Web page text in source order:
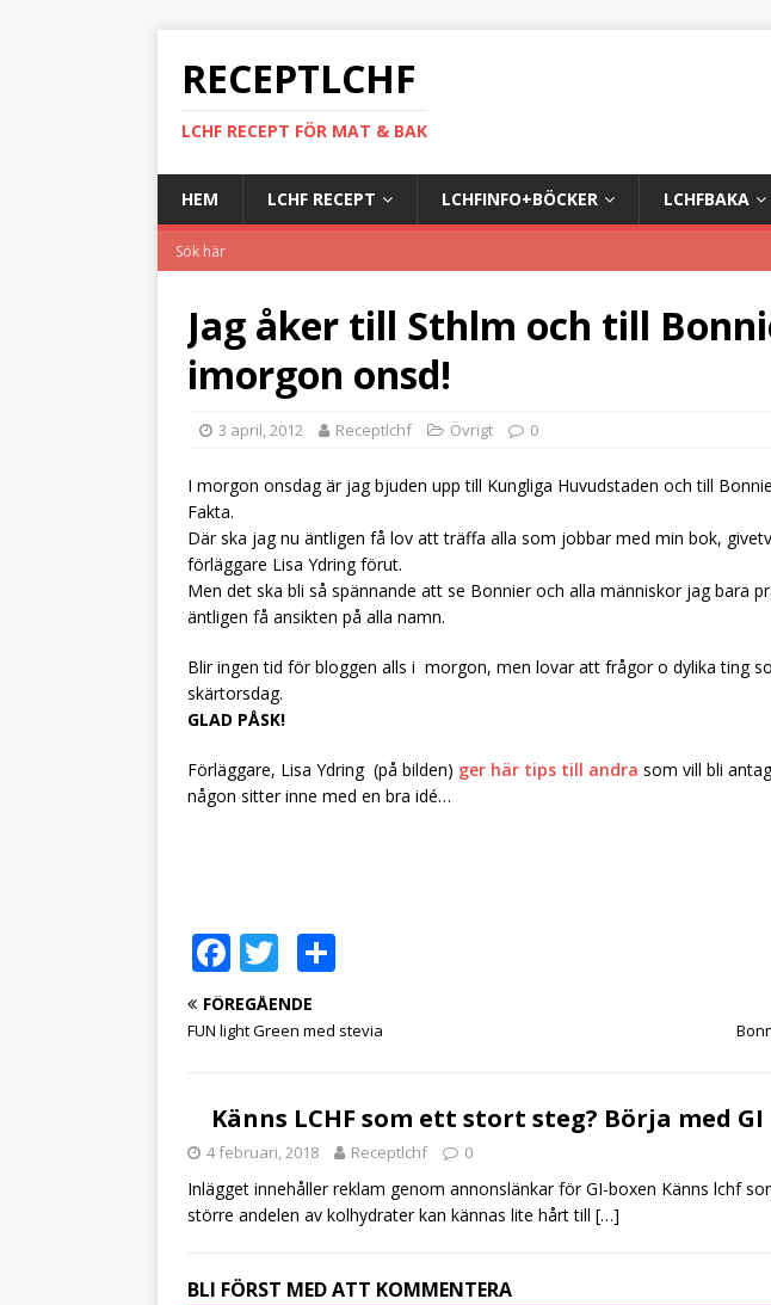
RECEPTLCHF
LCHF RECEPT FÖR MAT & BAK
HEM LCHF RECEPT LCHFINFO+BÖCKER LCHFBAKA
Jag åker till Sthlm och till
imorgon onsd!
3 april, 2012 Receptlchf Övrigt 0
I morgon onsdag är jag bjuden upp till Kungliga Huvudstaden och till
Fakta.
Där ska jag nu äntligen få lov att träffa alla som jobbar med min bok,
förläggare Lisa Ydring förut.
Men det ska bli så spännande att se Bonnier och alla människor jag bara
äntligen få ansikten på alla namn.
Blir ingen tid för bloggen alls i morgon, men lovar att frågor o dylika ting
skärtorsdag.
GLAD PÅSK!
Förläggare, Lisa Ydring (på bilden) ger här tips till andra som vill bli
någon sitter inne med en bra idé…
F
a
c
b
o
o
k
T
w
it
r
a
FÖREGÅENDE
FUN light Green med stevia
Känns LCHF som ett stort steg? Börja med GI
4 februari, 2018 Receptlchf 0
Inlägget innehåller reklam genom annonslänkar för GI-boxen Känns lchf
större andelen av kolhydrater kan kännas lite hårt till […]
BLI FÖRST MED ATT KOMMENTERA